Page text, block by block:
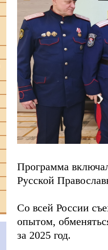
Программа
Русской
Со всей России
опытом,
за 2025 год.